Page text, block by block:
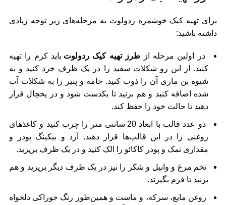
برای تهیه کیک خوشمزه ردولوت به مرحله‌های زیر توجه زیادی
داشته باشید:
در اولین مرحله از طرز تهیه کیک ردولوت باید کرم را تهیه
کنید. از این رو شکلات سفید را در یک ظرف خرد کنید و به
شیوه بن ماری آن را ذوب کنید. خامه و پنیر را به شکلات آب
شده اضافه کنید و هم بزنید تا یکدست شود و در یخچال قرار
دهید تا حالت خود را حفظ کند.
دو عدد قالب با ابعاد 20 سانتی متر را چرب کنید و کاغذهای
روغنی را در این قالب‌ها قرار دهید. آرد و بیکینگ پودر و
مقداری نمک و پودر کاکائو را الک کنید و در یک ظرف بریزید.
تخم مرغ و وانیل و شکر را نیز در یک ظرف دیگر بریزید و هم
بزنید تا فرم بگیرند.
روغن مایع، سرکه، و ماست و همین‌طور رنگ خوراکی دلخواه